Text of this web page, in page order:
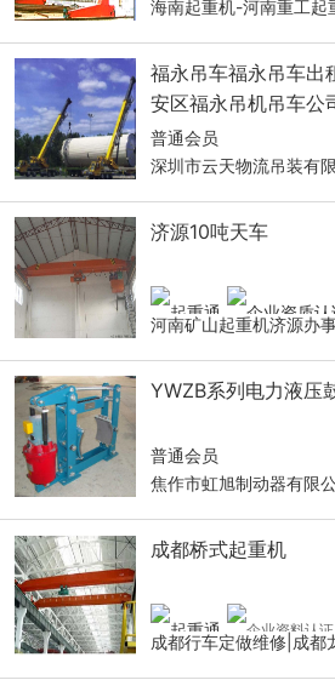
海南起重机-河南重工起
福永吊车福永吊车出
安区福永吊机吊车公
普通会员
深圳市云天物流吊装有
济源10吨天车
河南矿山起重机济源办
YWZB系列电力液压
普通会员
焦作市虹旭制动器有限
成都桥式起重机
成都行车定做维修|成都